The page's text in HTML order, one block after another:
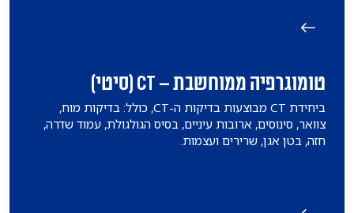
טומוגרפיה ממוחשבת – CT (סיטי)
ביחידת CT מבוצעות בדיקות ה-CT, כולל: בדיקות מוח,
צוואר, סינוסים, ארובות עיניים, בסיס הגולגולת, עמוד שדרה,
חזה, בטן אגן, שרירים ועצמות.